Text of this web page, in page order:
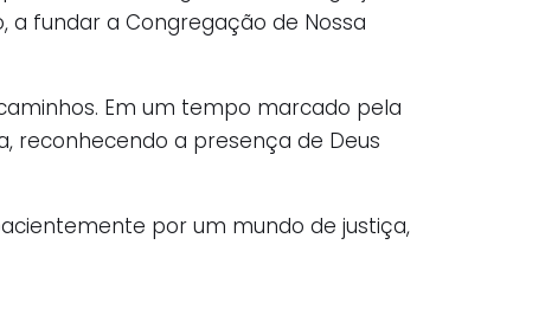
a fundar a Congregação de Nossa
Em um tempo marcado pela
reconhecendo a presença de Deus
por um mundo de justiça,